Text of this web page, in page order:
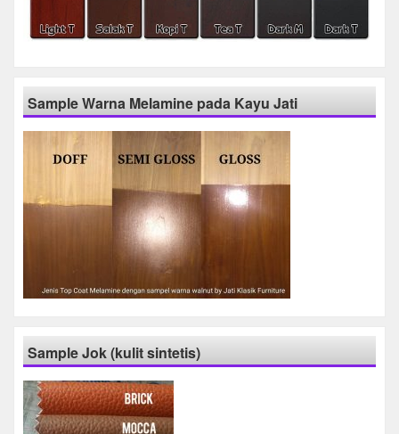
Sample Warna Melamine pada Kayu Jati
Sample Jok (kulit sintetis)